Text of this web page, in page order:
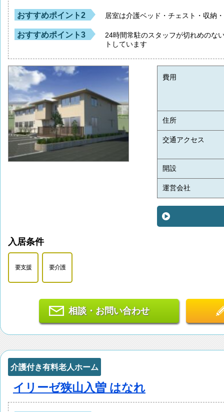
おすすめポイント2 居室は介護ベッド・チェスト・収納
おすすめポイント3
24時間常駐のスタッフが切れめのな
トしています
費用
住所
交通アクセス
開設
運営会社
入居条件
要支援 要介護
相談・お問い合わせ
介護付き有料老人ホーム
イリーゼ狭山入曽 はなれ